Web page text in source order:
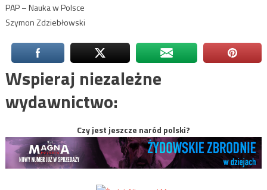
PAP – Nauka w Polsce
Szymon Zdziebłowski
Wspieraj niezależne
wydawnictwo:
Czy jest jeszcze naród polski?